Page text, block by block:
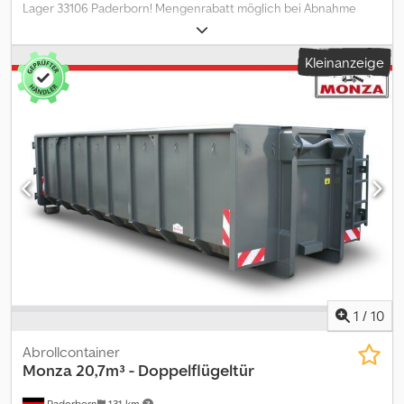
Lager 33106 Paderborn! Mengenrabatt möglich bei Abnahme
mehrerer Container. Europaweite Lieferung nach Absprache
möglich. *Leasing/Mietkauf möglich.* 2 Stk. (7t) kurzfristig
verfügbar, andere RAL-Farben nach Wahl 2 Stk. (15t) direkt am
Lager, RAL 7043 1 Stk. (15t) kurzfristig verfügbar, andere RAL-
Farben nach Wahl Andere Ausführungen und Größen ab Lager
Paderborn verfügbar. Gern können Sie unseren Lagerbestand auf
unserer Homepage einsehen. Abrollcontainer- Rahmen nach
DIN Technische Beschreibung: * 6048 mm für 20 Fuss
ISO-Container * Leergewicht 665 kg Dodezi T Hgopfx Amxokr *
Längsträger INP 180, Abstand nach DIN 30722 * 4 Stk. Twistlocks *
Haken Ø 50 mm S 235 * nach DIN 30722, inkl. Prüfung DGUV 114-
010 * Stahl- Ablaufrollen 159 x 6,3 mm, Länge 300 mm *
Zinkphosphat- Grundierung, Lackierung mit Kunstharzlack *
Zulässiges Gesamtgewicht 7 t Irrtümer und Zwischenverkauf
vorbehalten. Fotos dienen als Beispiel! Der Preis gilt pro Stück
zzgl. 19 % Mehrwertsteuer. Für Rückfragen schreiben Sie uns
Kleinanzeige
1 / 10
Abrollcontainer
Monza20,7m³ - Doppelflügeltür